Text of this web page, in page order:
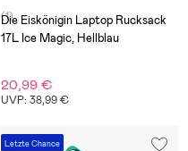
(1)
Die Eiskönigin Laptop Rucksack
17L Ice Magic, Hellblau
20,99 €
UVP: 38,99 €
Letzte Chance